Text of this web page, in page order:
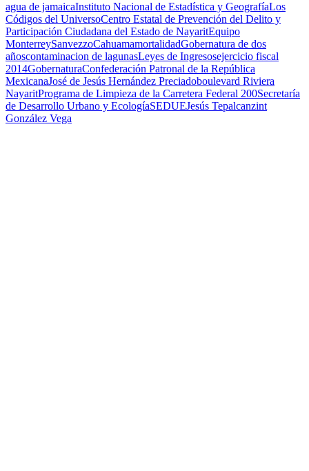
agua de jamaicaInstituto Nacional de Estadística y GeografíaLos
Códigos del UniversoCentro Estatal de Prevención del Delito y
Participación Ciudadana del Estado de NayaritEquipo
MonterreySanvezzoCahuamamortalidadGobernatura de dos
añoscontaminacion de lagunasLeyes de Ingresosejercicio fiscal
2014GobernaturaConfederación Patronal de la República
MexicanaJosé de Jesús Hernández Preciadoboulevard Riviera
NayaritPrograma de Limpieza de la Carretera Federal 200Secretaría
de Desarrollo Urbano y EcologíaSEDUEJesús Tepalcanzint
González Vega